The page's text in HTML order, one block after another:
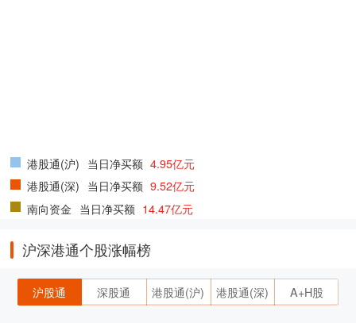
港股通(沪) 当日净买额 4.95亿元
港股通(深) 当日净买额 9.52亿元
南向资金 当日净买额 14.47亿元
沪深港通个股涨幅榜
沪股通 深股通 港股通(沪) 港股通(深) A+H股